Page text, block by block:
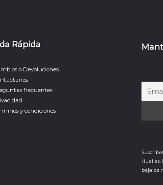
Rápida
o Devoluciones
frecuentes
y condiciones
Huellas.
baja de